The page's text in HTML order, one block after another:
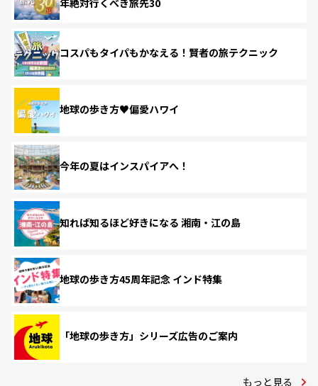
年絶対行くべき旅先30
コスパもタイパもかなえる！賢者の旅テクニック
地球の歩き方♥偏愛ハワイ
今年の夏はインスパイアへ！
知れば知るほど好きになる 湘南・江の島
地球の歩き方45周年記念 インド特集
「地球の歩き方」シリーズ広告のご案内
もっと見る